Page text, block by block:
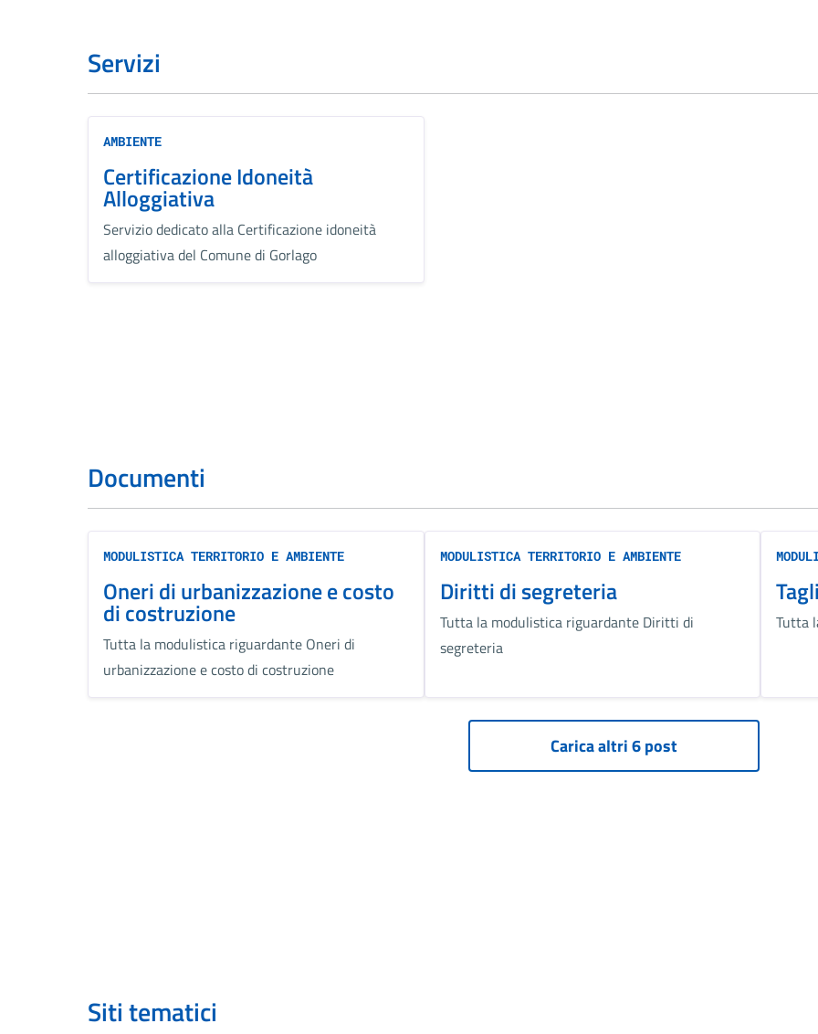
Servizi
AMBIENTE
Certificazione Idoneità
Alloggiativa
Servizio dedicato alla Certificazione idoneità
alloggiativa del Comune di Gorlago
Documenti
MODULISTICA TERRITORIO E AMBIENTE
Oneri di urbanizzazione e costo
di costruzione
Tutta la modulistica riguardante Oneri di
urbanizzazione e costo di costruzione
MODULISTICA TERRITORIO E AMBIENTE
Diritti di segreteria
Tutta la modulistica riguardante Diritti di
segreteria
Tutta
Siti tematici